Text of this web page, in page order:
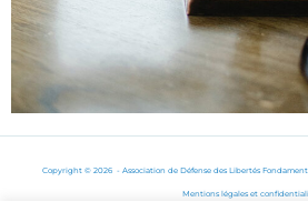
Copyright © 2026 - Association de Défense des Libertés
Mentions légaleset